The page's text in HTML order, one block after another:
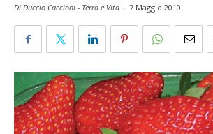
Di Duccio Caccioni - Terra e Vita - 7 Maggio 2010